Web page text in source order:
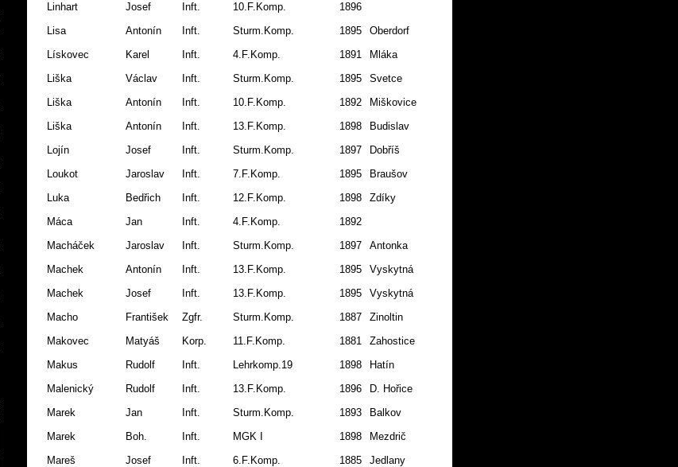
Linhart
Josef Inft. 10.F.Komp. 1896
Lisa
Antonín Inft. Sturm.Komp. 1895 Oberdorf
Lískovec
Karel Inft. 4.F.Komp. 1891 Mláka
Liška
Václav Inft. Sturm.Komp. 1895 Svetce
Liška
Antonín Inft. 10.F.Komp. 1892 Miškovice
Liška
Antonín Inft. 13.F.Komp. 1898 Budislav
Lojín
Josef Inft. Sturm.Komp. 1897 Dobříš
Loukot
Jaroslav Inft. 7.F.Komp. 1895 Braušov
Luka
Bedřich Inft. 12.F.Komp. 1898 Zdíky
Máca
Jan Inft. 4.F.Komp. 1892
Macháček
Jaroslav Inft. Sturm.Komp. 1897 Antonka
Machek
Antonín Inft. 13.F.Komp. 1895 Vyskytná
Machek
Josef Inft. 13.F.Komp. 1895 Vyskytná
Macho
František Zgfr. Sturm.Komp. 1887 Zinoltin
Makovec
Matyáš Korp. 11.F.Komp. 1881 Zahostice
Makus
Rudolf Inft. Lehrkomp.19 1898 Hatín
Malenický
Rudolf Inft. 13.F.Komp. 1896 D. Hořice
Marek
Jan Inft. Sturm.Komp. 1893 Balkov
Marek
Boh. Inft. MGK I 1898 Mezdrič
Mareš
Josef Inft. 6.F.Komp. 1885 Jedlany